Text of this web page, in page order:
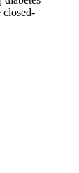
closed-